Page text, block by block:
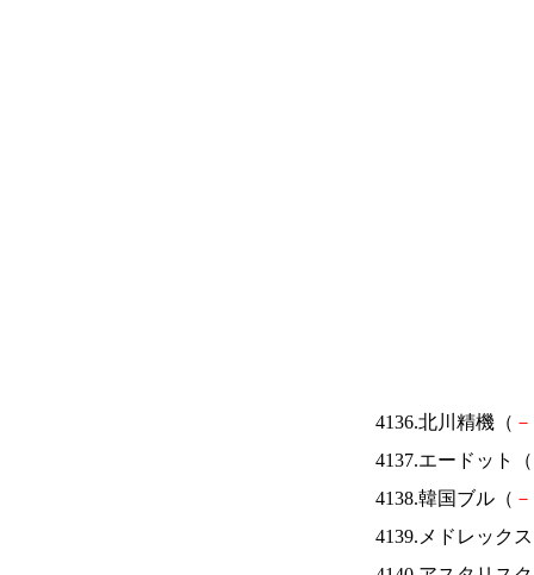
4136.北川精機（ －
4137.エードット（
4138.韓国ブル（ －
4139.メドレック